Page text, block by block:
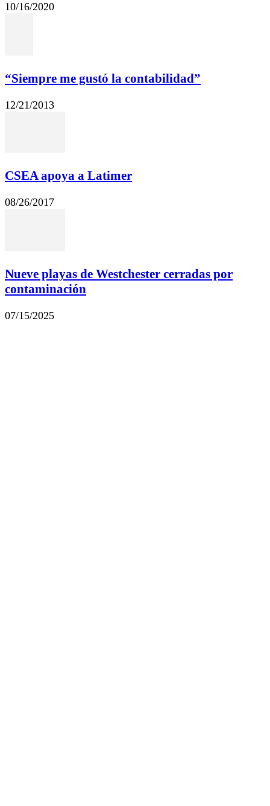
10/16/2020
“Siempre me gustó la contabilidad”
12/21/2013
CSEA apoya a Latimer
08/26/2017
Nueve playas de Westchester cerradas por
contaminación
07/15/2025